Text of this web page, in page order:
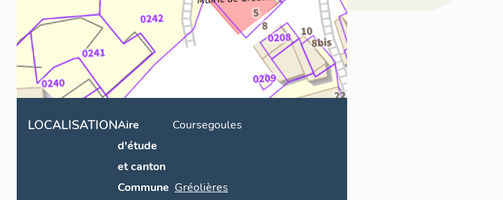
LOCALISATIONAire
d'étude
et canton
Coursegoules
Commune Gréolières